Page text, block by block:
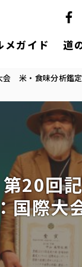
メガイド 道
米・食味分析鑑
20回
国際